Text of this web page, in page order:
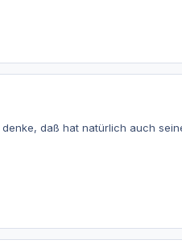
daß hat natürlich auch